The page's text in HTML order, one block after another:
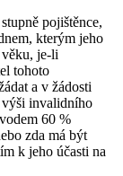
pojištěnce,
kterým jeho
je-li
tohoto
a v žádosti
výši invalidního
60 %
zda má být
k jeho účasti na